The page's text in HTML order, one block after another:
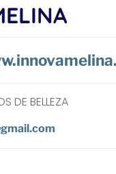
DE BELLEZA